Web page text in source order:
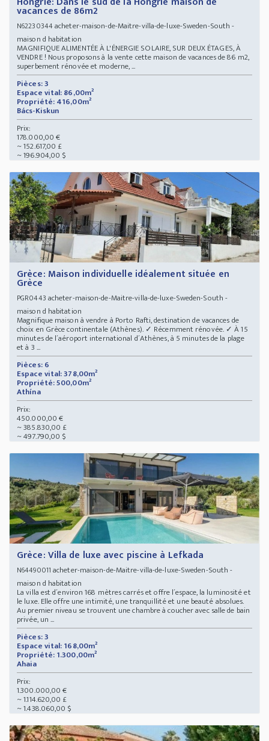
vacances de 86m2
N62230344acheter-maison-de-Maitre-villa-de-luxe-Sweden-South -
maison d habitation
MAGNIFIQUE ALIMENTÉE À L'ÉNERGIE SOLAIRE, SUR DEUX ÉTAGES, À
VENDRE ! Nous proposons à la vente cette maison de vacances de 86 m2,
superbement rénovée et moderne, ...
Pièces: 3
Espace vital: 86,00m²
Propriété: 416,00m²
Bács-Kiskun
Prix:
178.000,00 €
~ 152.617,00 £
~ 196.904,00 $
Grèce: Maison individuelle idéalement située en
Grèce
PGR0443 acheter-maison-de-Maitre-villa-de-luxe-Sweden-South -
maison d habitation
Magnifique maison à vendre à Porto Rafti, destination de vacances de
choix en Grèce continentale (Athènes). ✓ Récemment rénovée. ✓ À 15
minutes de l´aéroport international d´Athènes, à 5 minutes de la plage
et à 3 ...
Pièces: 6
Espace vital: 378,00m²
Propriété: 500,00m²
Athína
Prix:
450.000,00 €
~ 385.830,00 £
~ 497.790,00 $
Grèce: Villa de luxe avec piscine à Lefkada
N64490011 acheter-maison-de-Maitre-villa-de-luxe-Sweden-South -
maison d habitation
La villa est d´environ 168 mètres carrés et offre l´espace, la luminosité et
le luxe. Elle offre une intimité, une tranquillité et une beauté absolues.
Au premier niveau se trouvent une chambre à coucher avec salle de bain
privée, un ...
Pièces: 3
Espace vital: 168,00m²
Propriété: 1.300,00m²
Ahaia
Prix:
1.300.000,00 €
~ 1.114.620,00 £
~ 1.438.060,00 $